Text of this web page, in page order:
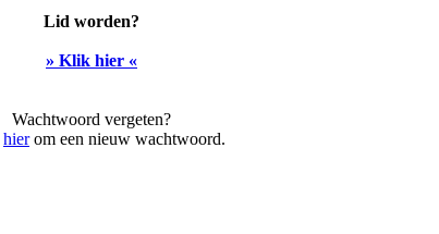
Lid worden?
» Klik hier «
Wachtwoord vergeten?
hierom een nieuw wachtwoord.